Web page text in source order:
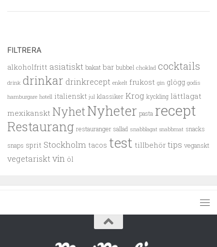
FILTRERA
alkoholfritt asiatiskt bakat bar bubbel choklad cocktails
drink drinkar drinkrecept enkelt frukost gin glögg godis
hamburgare hotell italienskt jul klassiker Krog kyckling lättlagat
mexikanskt NyhetNyheter pasta recept
Restaurang restauranger sallad snabblagat snabbmat snacks
snaps sprit Stockholm tacos test tillbehör tips veganskt
vegetariskt vin öl